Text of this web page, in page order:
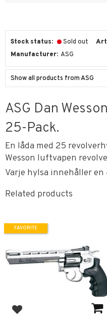
Stock status Sold out
Manufacturer ASG
Show all products from ASG
ASG Dan
25-Pack.
En låda med 25
Wesson luftvapen
Varje hylsa innehåller
Related products
Add to favorites
FAVORITE